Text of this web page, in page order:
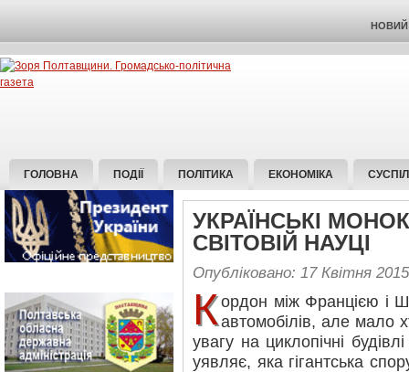
НОВИЙ
ГОЛОВНА ПОДІЇ ПОЛІТИКА ЕКОНОМІКА
УКРАЇНСЬКІ
СВІТОВІЙ НАУЦІ
Опубліковано: 17 Квітня 2015
Кордон між Францією і
автомобілів, але мало
увагу на циклопічні
уявляє, яка гігантська